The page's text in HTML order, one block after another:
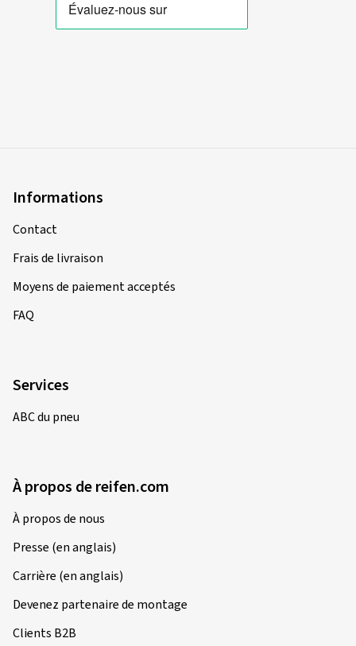
Informations
Contact
Frais de livraison
Moyens de paiement acceptés
FAQ
Services
ABC du pneu
À propos de reifen.com
À propos de nous
Presse (en anglais)
Carrière (en anglais)
Devenez partenaire de montage
Clients B2B